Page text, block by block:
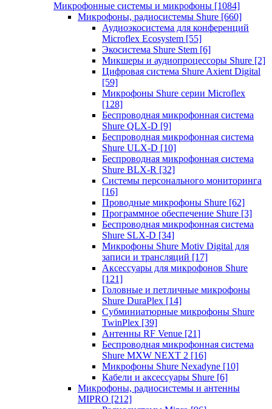
Микрофонные системы и микрофоны [1084]
Микрофоны, радиосистемы Shure [660]
Аудиоэкосистема для конференций
Microflex Ecosystem [55]
Экосистема Shure Stem [6]
Микшеры и аудиопроцессоры Shure [2]
Цифровая система Shure Axient Digital
[59]
Микрофоны Shure серии Microflex
[128]
Беспроводная микрофонная система
Shure QLX-D [9]
Беспроводная микрофонная система
Shure ULX-D [10]
Беспроводная микрофонная система
Shure BLX-R [32]
Системы персонального мониторинга
[16]
Проводные микрофоны Shure [62]
Программное обеспечение Shure [3]
Беспроводная микрофонная система
Shure SLX-D [34]
Микрофоны Shure Motiv Digital для
записи и трансляций [17]
Аксессуары для микрофонов Shure
[121]
Головные и петличные микрофоны
Shure DuraPlex [14]
Субминиатюрные микрофоны Shure
TwinPlex [39]
Антенны RF Venue [21]
Беспроводная микрофонная система
Shure MXW NEXT 2 [16]
Микрофоны Shure Nexadyne [10]
Кабели и аксессуары Shure [6]
Микрофоны, радиосистемы и антенны
MIPRO [212]